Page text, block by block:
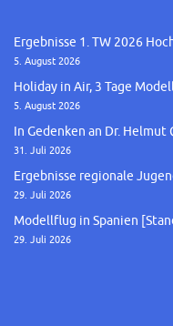
Ergebnisse 1. TW 2026
5. August 2026
Holiday in Air, 3 Tage
5. August 2026
In Gedenken an Dr. Helmut
31. Juli 2026
Ergebnisse regionale
29. Juli 2026
Modellflug in Spanien
29. Juli 2026